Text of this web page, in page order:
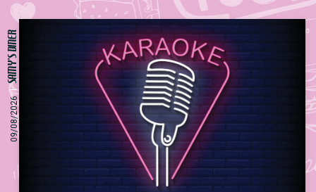
09/08/2026
SAMY'S DINER